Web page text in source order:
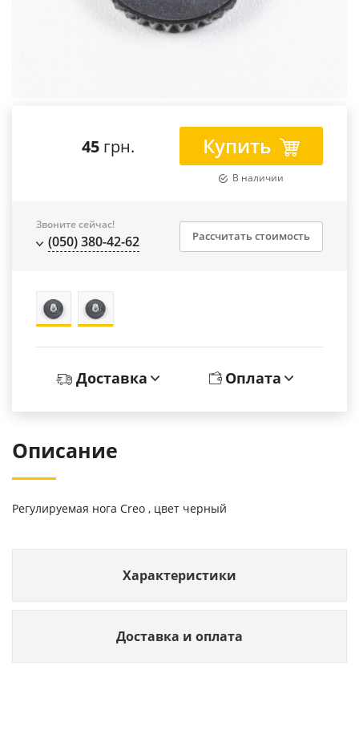
45 грн. Купить
В наличии
Звоните сейчас!
(050) 380-42-62 Рассчитать стоимость
Доставка Оплата
Описание
Регулируемая нога Creo , цвет черный
Характеристики
Доставка и оплата